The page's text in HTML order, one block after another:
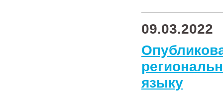
09.03.2022
языку